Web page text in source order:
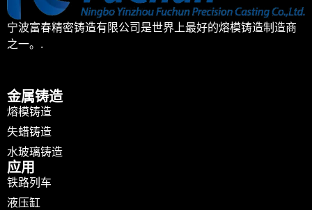
宁波富春精密铸造有限公司是世界上最好的熔模铸造制造商
之一。.
金属铸造
熔模铸造
失蜡铸造
水玻璃铸造
应用
铁路列车
液压缸